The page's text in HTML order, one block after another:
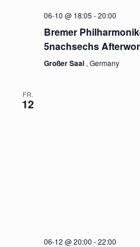
06-10 @ 18:05 -20:00
Bremer
5nachsechs
Großer Saal , Germany
FR.
12
06-12 @ 20:00 -22:00